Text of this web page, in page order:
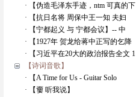
· 【伪造毛泽东手迹，ntm 可真的下
· 【抗日名将 周保中王一知 夫妇
· 【宁都起义 与 宁都会议】-- 中
· 【1927年 贺龙给蒋中正写的乞降
· 【习近平在20大的政治报告全文 1
【诗词音歌】
· 【A Time for Us - Guitar Solo
· 【嫑 听我说】